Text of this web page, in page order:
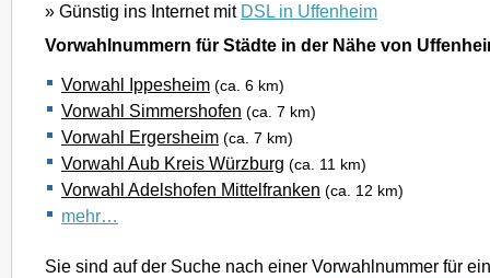
» Günstig ins Internet mit DSL in Uffenheim
Vorwahlnummern für Städte in der Nähe von
Vorwahl Ippesheim (ca. 6 km)
Vorwahl Simmershofen (ca. 7 km)
Vorwahl Ergersheim (ca. 7 km)
Vorwahl Aub Kreis Würzburg (ca. 11 km)
Vorwahl Adelshofen Mittelfranken (ca. 12 km)
mehr…
Sie sind auf der Suche nach einer Vorwahlnummer für